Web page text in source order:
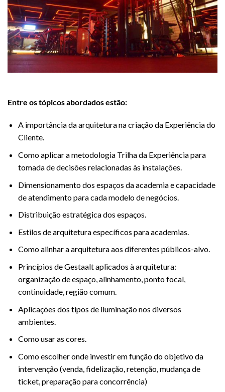
Entre os tópicos abordados estão:
A importância da arquitetura na criação da Experiência do
Cliente.
Como aplicar a metodologia Trilha da Experiência para
tomada de decisões relacionadas às instalações.
Dimensionamento dos espaços da academia e capacidade
de atendimento para cada modelo de negócios.
Distribuição estratégica dos espaços.
Estilos de arquitetura específicos para academias.
Como alinhar a arquitetura aos diferentes públicos-alvo.
Princípios de Gestaalt aplicados à arquitetura:
organização de espaço, alinhamento, ponto focal,
continuidade, região comum.
Aplicações dos tipos de iluminação nos diversos
ambientes.
Como usar as cores.
Como escolher onde investir em função do objetivo da
intervenção (venda, fidelização, retenção, mudança de
ticket, preparação para concorrência)